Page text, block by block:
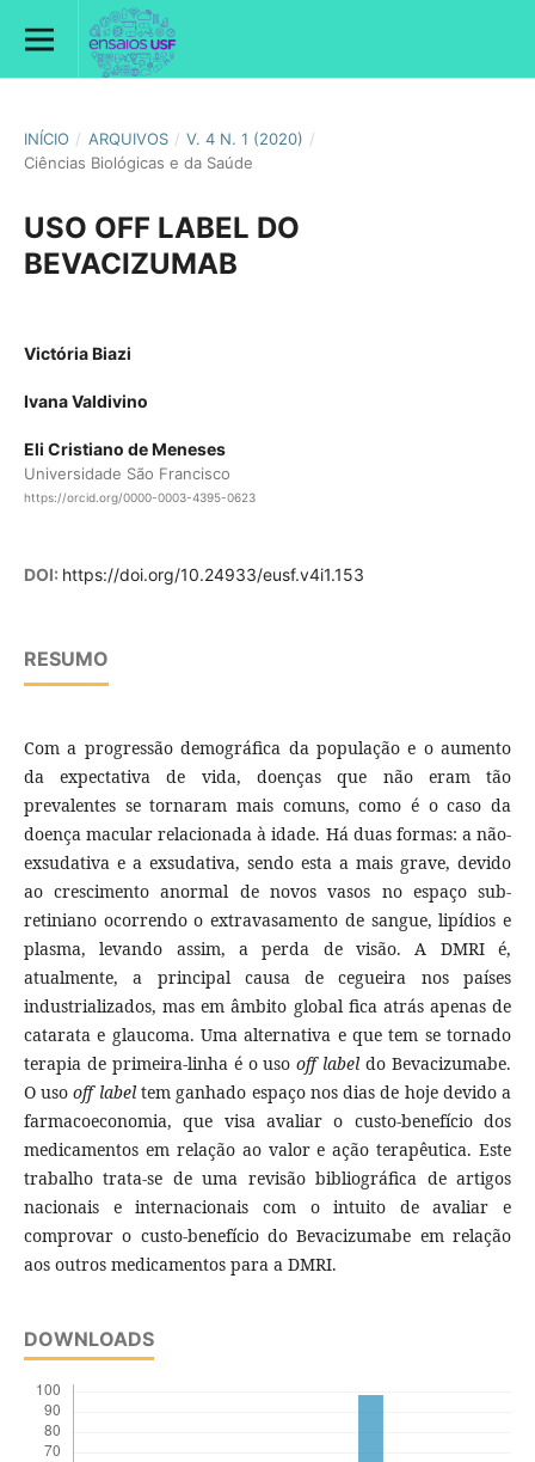
INÍCIO / ARQUIVOS / V. 4 N. 1 (2020) /
Ciências Biológicas e da Saúde
USO OFF LABEL DO
BEVACIZUMAB
Victória Biazi
Ivana Valdivino
Eli Cristiano de Meneses
Universidade São Francisco
https://orcid.org/0000-0003-4395-0623
DOI: https://doi.org/10.24933/eusf.v4i1.153
RESUMO
Com a progressão demográfica da população e o aumento
da expectativa de vida, doenças que não eram tão
prevalentes se tornaram mais comuns, como é o caso da
doença macular relacionada à idade. Há duas formas: a não-
exsudativa e a exsudativa, sendo esta a mais grave, devido
ao crescimento anormal de novos vasos no espaço sub-
retiniano ocorrendo o extravasamento de sangue, lipídios e
plasma, levando assim, a perda de visão. A DMRI é,
atualmente, a principal causa de cegueira nos países
industrializados, mas em âmbito global fica atrás apenas de
catarata e glaucoma. Uma alternativa e que tem se tornado
terapia de primeira-linha é o usooff labeldo Bevacizumabe.
O usooff label tem ganhado espaço nos dias de hoje devido a
farmacoeconomia, que visa avaliar o custo-benefício dos
medicamentos em relação ao valor e ação terapêutica. Este
trabalho trata-se de uma revisão bibliográfica de artigos
nacionais e internacionais com o intuito de avaliar e
comprovar o custo-benefício do Bevacizumabe em relação
aos outros medicamentos para a DMRI.
DOWNLOADS